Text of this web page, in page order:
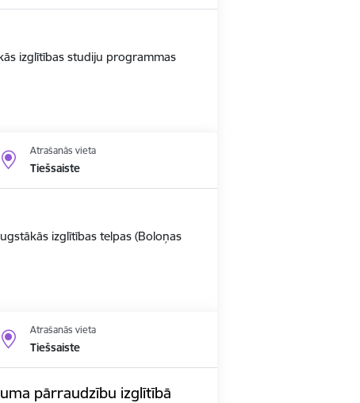
izglītības studiju programmas
Atrašanās vieta
Tiešsaiste
izglītības telpas (Boloņas
Atrašanās vieta
Tiešsaiste
pārraudzību izglītībā